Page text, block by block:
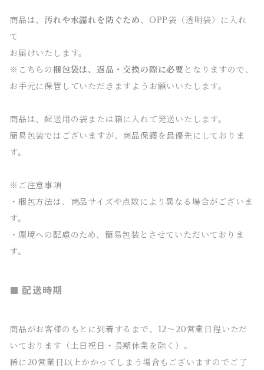
商品は、 汚れや水濡れを防ぐため、OPP袋（透明袋）に入れ
て
お届けいたします。
※こちらの梱包袋は、返品・交換の際に必要 となりますので、
お手元に保管していただきますようお願いいたします。
商品は、配送用の袋または箱に入れて発送いたします。
簡易包装ではございますが、商品保護を最優先にしておりま
す。
※ご注意事項
・梱包方法は、商品サイズや点数により異なる場合がございま
す。
・環境への配慮のため、簡易包装とさせていただいておりま
す。
配送時期
商品がお客様のもとに到着するまで、12～20営業日程いただ
いております（土日祝日・長期休業を除く）。
稀に20営業日以上かかってしまう場合もございますのでご了